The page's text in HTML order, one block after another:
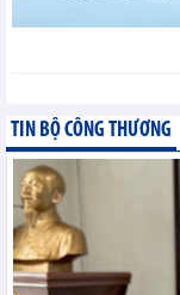
tâm về Luật Dầu
TIN BỘ CÔNG
TIN BỘ CÔNG THƯƠNG